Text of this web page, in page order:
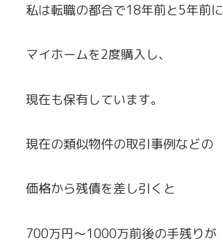
私は転職の都合で18年前と5年前に
マイホームを2度購入し、
現在も保有しています。
現在の類似物件の取引事例などの
価格から残債を差し引くと
700万円～1000万前後の手残りが